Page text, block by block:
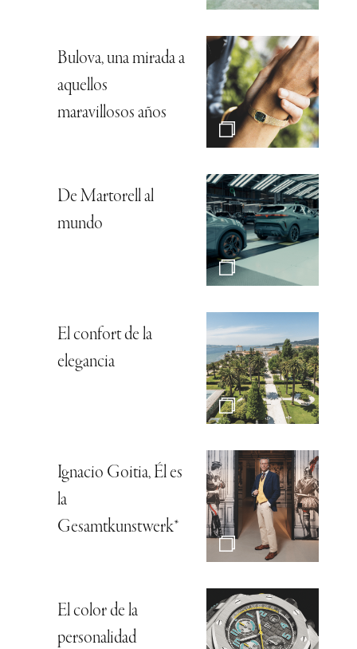
Bulova, una mirada a
aquellos
maravillosos años
De Martorell al
mundo
El confort de la
elegancia
Ignacio Goitia, Él es
la
Gesamtkunstwerk*
El color de la
personalidad